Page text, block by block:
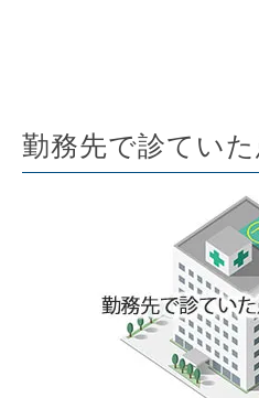
勤務先で診てい